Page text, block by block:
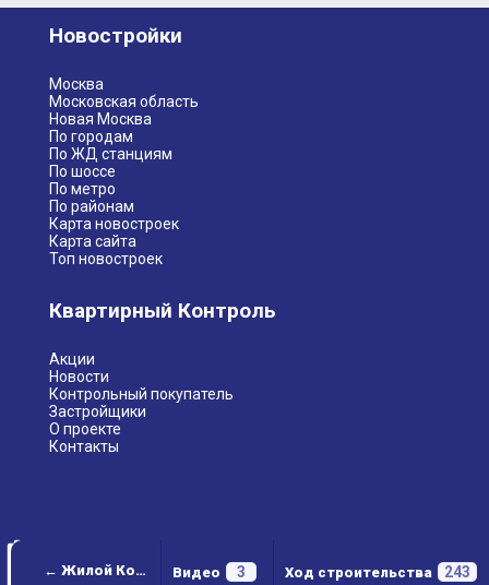
← Жилой Комплекс "Новоград Павлино" Видео 3 Ход строительства 243
Новостройки
Москва
Московская область
Новая Москва
По городам
По ЖД станциям
По шоссе
По метро
По районам
Карта новостроек
Карта сайта
Топ новостроек
Квартирный Контроль
Акции
Новости
Контрольный покупатель
Застройщики
О проекте
Контакты